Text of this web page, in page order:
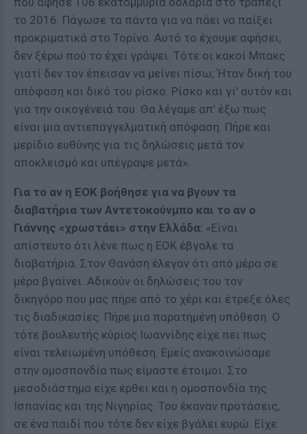
το 2016. Πάγωσε τα πάντα για να πάει να παίξει
προκριματικά στο Τορίνο. Αυτό το έχουμε αφήσει,
δεν ξέρω πού το έχει γράψει. Τότε οι κακοί Μπακς
γιατί δεν τον έπεισαν να μείνει πίσω; Ήταν δική του
απόφαση και δικό του ρίσκο. Ρίσκο και γι' αυτόν και
για την οικογένειά του. Θα λέγαμε απ' έξω πως
είναι μια αντιεπαγγελματική απόφαση. Πήρε και
μερίδιο ευθύνης για τις δηλώσεις μετά τον
αποκλεισμό και υπέγραψε μετά».
Για το αν η ΕΟΚ βοήθησε για να βγουν τα
διαβατήρια των Αντετοκούνμπο και το αν ο
Γιάννης «χρωστάει» στην Ελλάδα: «Είναι
απίστευτο ότι λένε πως η ΕΟΚ έβγαλε τα
διαβατήρια. Στον Θανάση έλεγαν ότι από μέρα σε
μέρα βγαίνει. Αδικούν οι δηλώσεις του τον
δικηγόρο που μας πήρε από το χέρι και έτρεξε όλες
τις διαδικασίες. Πήρε μια παρατημένη υπόθεση. Ο
τότε βουλευτής κύριος Ιωαννίδης είχε πει πως
είναι τελειωμένη υπόθεση. Εμείς ανακοινώσαμε
στην ομοσπονδία πως είμαστε έτοιμοι. Στο
μεσοδιάστημα είχε έρθει και η ομοσπονδία της
Ισπανίας και της Νιγηρίας. Του έκαναν προτάσεις,
σε ένα παιδί που τότε δεν είχε βγάλει ευρώ. Είχε